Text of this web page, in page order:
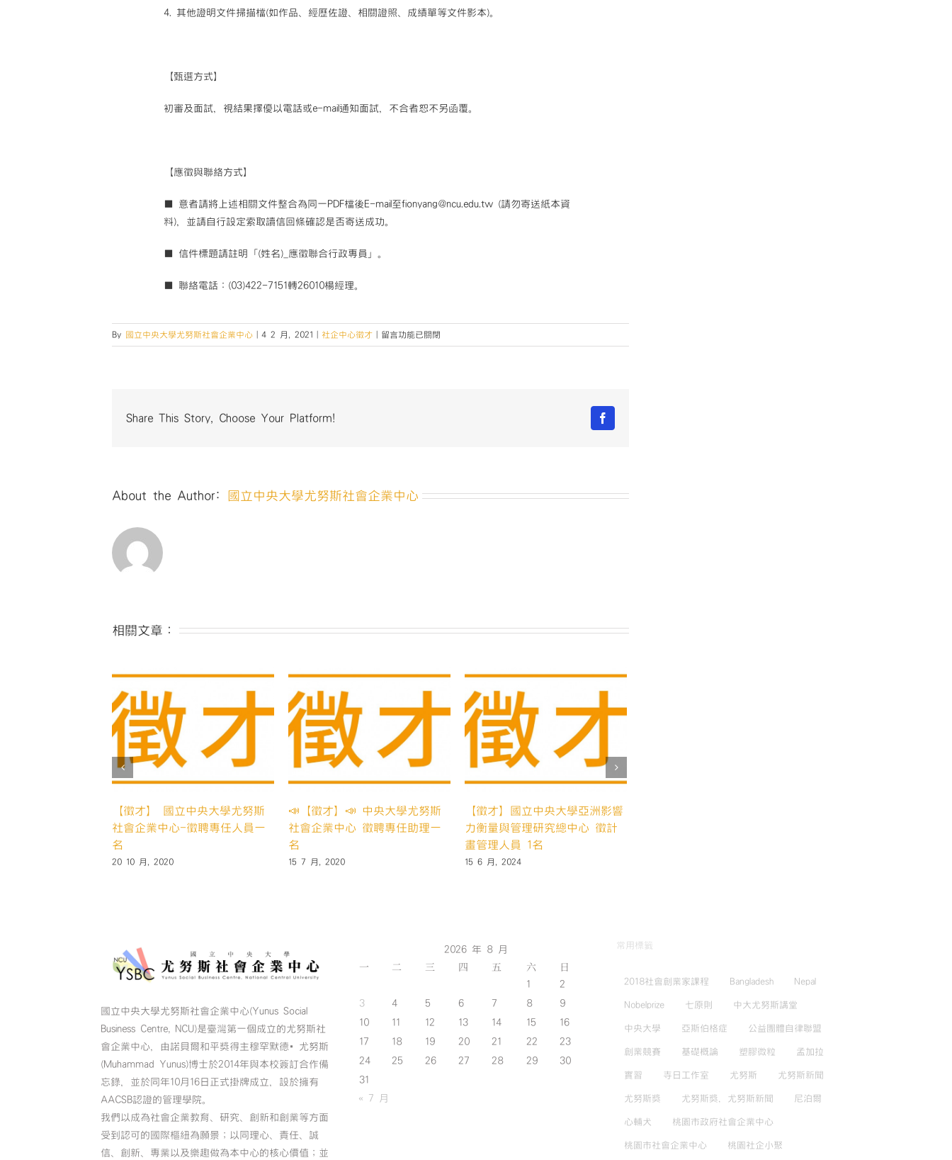
4. 其他證明文件掃描檔(如作品、經歷佐證、相關證照、成績單等文件影本)。
【甄選方式】
初審及面試，視結果擇優以電話或e-mail通知面試，不合者恕不另函覆。
【應徵與聯絡方式】
■ 意者請將上述相關文件整合為同一PDF檔後E-mail至fionyang@ncu.edu.tw (請勿寄送紙本資
料)，並請自行設定索取讀信回條確認是否寄送成功。
■ 信件標題請註明「(姓名)_應徵聯合行政專員」。
■ 聯絡電話：(03)422-7151轉26010楊經理。
By 國立中央大學尤努斯社會企業中心 4 2 月, 2021 社企中心徵才
在
〈【徵
會
行
員
名〉
留言功能已關閉
Share This Story, Choose Your Platform! Facebook
About the Author: 國立中央大學尤努斯社會企業中心
相關文章：
國立中央大學亞洲影響
管理研究總中心 徵計
【徵才】國立中央大學尤努斯社
會企業中心、公益傳播中心-誠
23 6 月, 2022
【徵才】國立中央大學尤努斯社
會企業中心-招募專任人員1名
【徵才】 國立中央大學尤努斯
社會企業中心-徵聘專任人員一
名
20 10 月, 2020
國立中央大學尤努斯社會企業中心(Yunus Social
Business Centre, NCU)是臺灣第一個成立的尤努斯社
會企業中心，由諾貝爾和平獎得主穆罕默德•尤努斯
(Muhammad Yunus)博士於2014年與本校簽訂合作備
忘錄，並於同年10月16日正式掛牌成立，設於擁有
AACSB認證的管理學院。
我們以成為社會企業教育、研究、創新和創業等方面
受到認可的國際樞紐為願景；以同理心、責任、誠
信、創新、專業以及樂趣做為本中心的核心價值；並
2026 年 8 月
一 二 三 四 五 六 日
1
2
3
4 5 6 7 8
9
10
11 12 13 14 15
16
17
18 19 20 21 22
23
24
25 26 27 28 29
30
31
« 7 月
常用標籤
2018社會創業家課程 Bangladesh Nepal
Nobelprize 七原則 中大尤努斯講堂
中央大學 亞斯伯格症 公益團體自律聯盟
創業競賽 基礎概論 塑膠微粒 孟加拉
實習 寺日工作室 尤努斯 尤努斯新聞
尤努斯獎 尤努斯獎，尤努斯新聞 尼泊爾
心輔犬 桃園市政府社會企業中心
桃園市社會企業中心 桃園社企小聚